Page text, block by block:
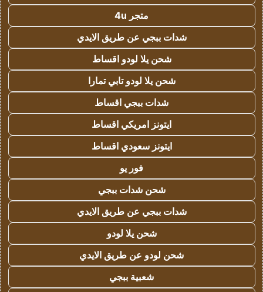
متجر 4u
شدات ببجي عن طريق الايدي
شحن يلا لودو اقساط
شحن يلا لودو تابي تمارا
شدات ببجي اقساط
ايتونز امريكي اقساط
ايتونز سعودي اقساط
فور يو
شحن شدات ببجي
شدات ببجي عن طريق الايدي
شحن يلا لودو
شحن لودو عن طريق الايدي
شعبية ببجي